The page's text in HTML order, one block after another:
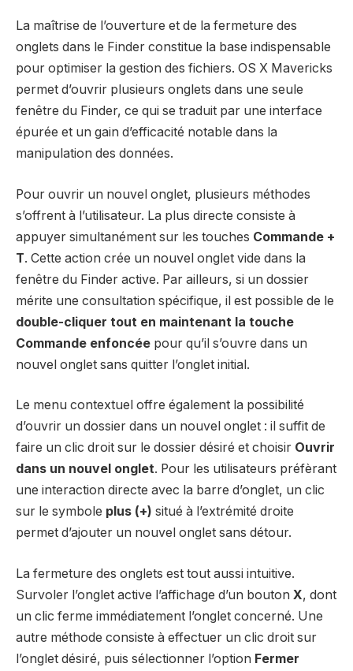
La maîtrise de l’ouverture et de la fermeture des
onglets dans le Finder constitue la base indispensable
pour optimiser la gestion des fichiers. OS X Mavericks
permet d’ouvrir plusieurs onglets dans une seule
fenêtre du Finder, ce qui se traduit par une interface
épurée et un gain d’efficacité notable dans la
manipulation des données.
Pour ouvrir un nouvel onglet, plusieurs méthodes
s’offrent à l’utilisateur. La plus directe consiste à
appuyer simultanément sur les touches Commande +
T. Cette action crée un nouvel onglet vide dans la
fenêtre du Finder active. Par ailleurs, si un dossier
mérite une consultation spécifique, il est possible de le
double-cliquer tout en maintenant la touche
Commande enfoncée pour qu’il s’ouvre dans un
nouvel onglet sans quitter l’onglet initial.
Le menu contextuel offre également la possibilité
d’ouvrir un dossier dans un nouvel onglet : il suffit de
faire un clic droit sur le dossier désiré et choisir Ouvrir
dans un nouvel onglet. Pour les utilisateurs préfèrant
une interaction directe avec la barre d’onglet, un clic
sur le symbole plus (+) situé à l’extrémité droite
permet d’ajouter un nouvel onglet sans détour.
La fermeture des onglets est tout aussi intuitive.
Survoler l’onglet active l’affichage d’un bouton X, dont
un clic ferme immédiatement l’onglet concerné. Une
autre méthode consiste à effectuer un clic droit sur
l’onglet désiré, puis sélectionner l’option Fermer